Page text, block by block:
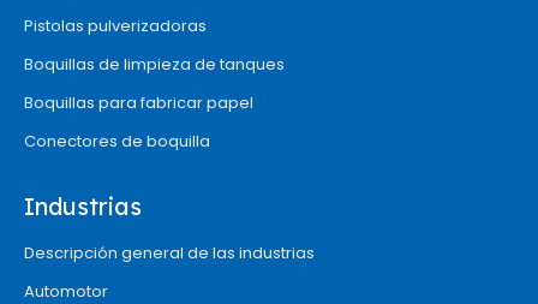
Pistolas pulverizadoras
Boquillas de limpieza de tanques
Boquillas para fabricar papel
Conectores de boquilla
Industrias
Descripción general de las industrias
Automotor